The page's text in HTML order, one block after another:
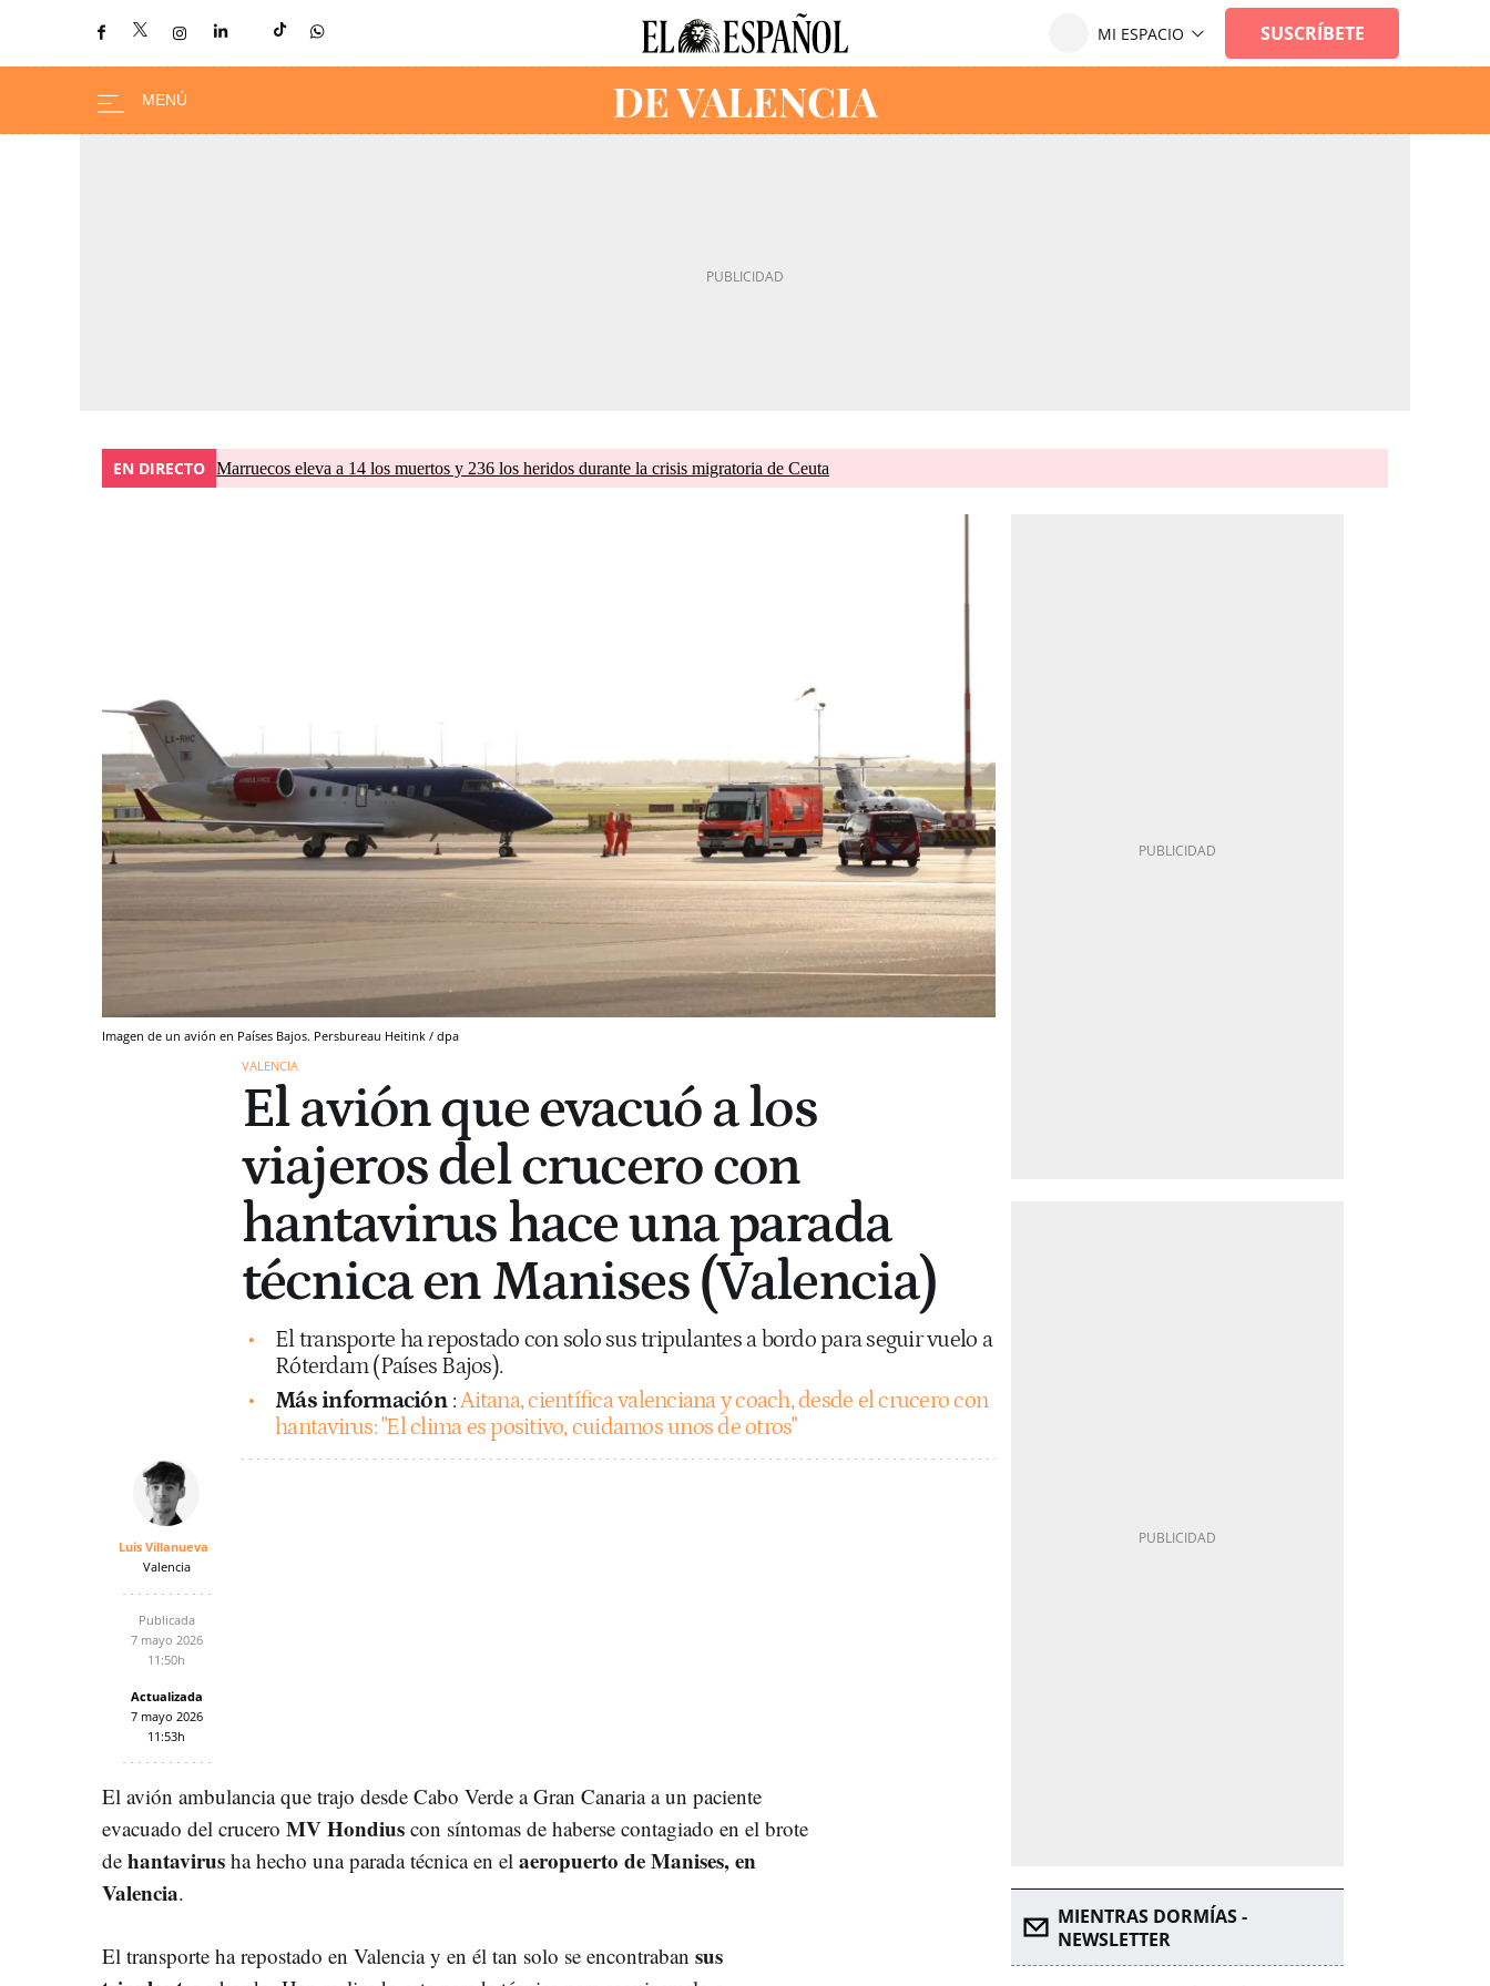
EN DIRECTO Marruecos eleva a 14 los muertos y 236 los heridos durante la crisis migratoria de Ceuta
Imagen de un avión en Países Bajos. Persbureau Heitink / dpa
VALENCIA
El avión que evacuó a los
viajeros del crucero con
hantavirus hace una parada
técnica en Manises (Valencia)
El transporte ha repostado con solo sus tripulantes a bordo para seguir vuelo a
Róterdam (Países Bajos).
Más información :Aitana, científica valenciana y coach, desde el crucero con
hantavirus: "El clima es positivo, cuidamos unos de otros"
Luis Villanueva
Valencia
Publicada
7 mayo 2026
11:50h
Actualizada
7 mayo 2026
11:53h
El avión ambulancia que trajo desde Cabo Verde a Gran Canaria a un paciente
evacuado del crucero MV Hondius con síntomas de haberse contagiado en el brote
de hantavirus ha hecho una parada técnica en el aeropuerto de Manises, en
Valencia.
El transporte ha repostado en Valencia y en él tan solo se encontraban sus
MIENTRAS DORMÍAS -
NEWSLETTER